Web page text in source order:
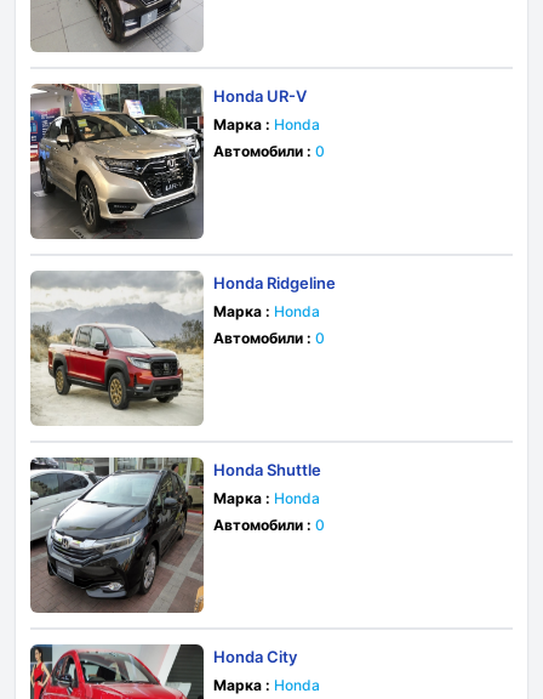
Honda UR-V
Марка : Honda
Автомобили : 0
Honda Ridgeline
Марка : Honda
Автомобили : 0
Honda Shuttle
Марка : Honda
Автомобили : 0
Honda City
Марка : Honda